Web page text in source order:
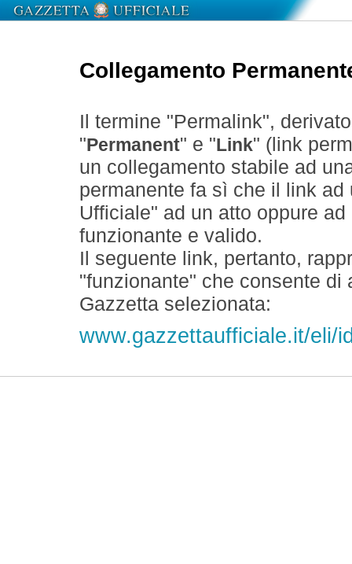
Collegamento
Il termine "Permalink",
" Permanent" e " Link" (link
un collegamento stabile ad
permanente fa sì che il link
Ufficiale" ad un atto oppure
funzionante e valido.
Il seguente link, pertanto,
"funzionante" che consente
Gazzetta selezionata:
www.gazzettaufficiale.it/eli/